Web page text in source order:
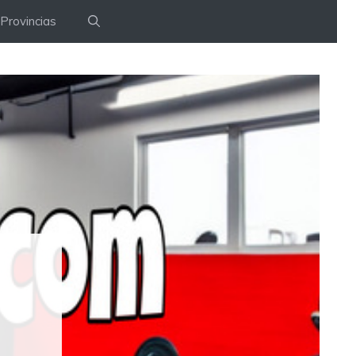
Provincias